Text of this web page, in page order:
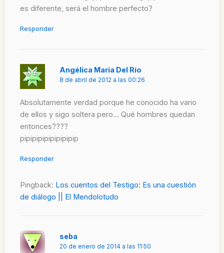
es diferente, será el hombre perfecto?
Responder
Angélica María Del Río
8 de abril de 2012 a las 00:26
Absolutamente verdad porque he conocido ha vario
de ellos y sigo soltera pero… Qué hombres quedan
entonces????
pipipipipipipipipip
Responder
Pingback: Los cuentos del Testigo: Es una cuestión
de diálogo || El Mendolotudo
seba
20 de enero de 2014 a las 11:50